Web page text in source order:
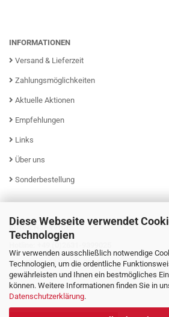
Diese Webseite verwendet
Technologien
Wir verwenden ausschließlich notwendige
Technologien, um die ordentliche
gewährleisten und Ihnen ein bestmögliches
können. Weitere Informationen finden Sie in
Datenschutzerklärung.
INFORMATIONEN
Versand & Lieferzeit
Zahlungsmöglichkeiten
Aktuelle Aktionen
Empfehlungen
Links
Über uns
Sonderbestellung
KUNDENSERVICE
Mo - Fr von 08:00 - 16:00 Uhr